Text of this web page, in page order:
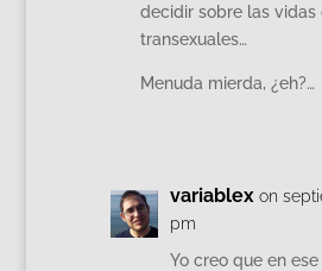
decidir sobre las vidas
transexuales…
Menuda mierda, ¿eh?…
variablex on
pm
Yo creo que en